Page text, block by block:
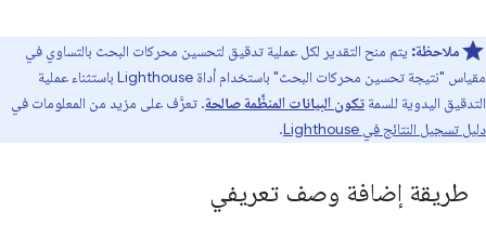
ملاحظة: يتم منح التقدير لكل عملية تدقيق لتحسين محركات البحث بالتساوي في
مقياس "نتيجة تحسين محركات البحث" باستخدام أداة Lighthouse باستثناء عملية
التدقيق اليدوية للسمة تكون البيانات المنظَّمة صالحة. تعرَّف على مزيد من المعلومات في
دليل تسجيل النتائج في Lighthouse
.
طريقة إضافة وصف تعريفي